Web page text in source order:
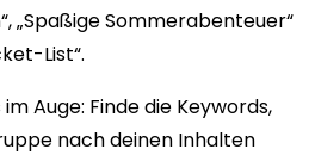
„Spaßige Sommerabenteuer“
List“.
Auge: Finde die Keywords,
nach deinen Inhalten